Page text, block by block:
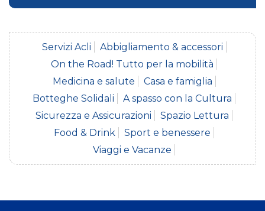
Servizi Acli
Abbigliamento & accessori
On the Road! Tutto per la mobilità
Medicina e salute
Casa e famiglia
Botteghe Solidali
A spasso con la Cultura
Sicurezza e Assicurazioni
Spazio Lettura
Food & Drink
Sport e benessere
Viaggi e Vacanze